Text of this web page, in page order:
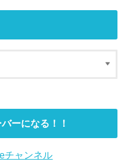
ーになる！！
チャンネル